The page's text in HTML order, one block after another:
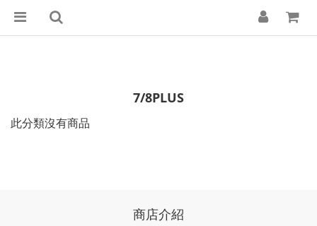
7/8PLUS
此分類沒有商品
商店介紹